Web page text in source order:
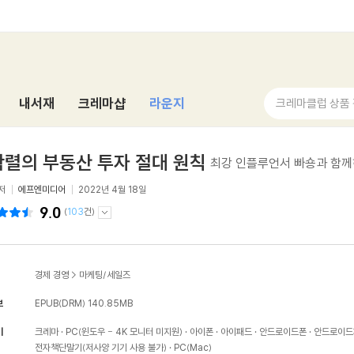
내서재 크레마샵 라운지 크레마클럽 상품
렬의 부동산 투자 절대 원칙 최강 인플루언서 빠숑과 함
에프엔미디어 2022년 4월 18일
9.0 (103건)
경제 경영 > 마케팅/세일즈
EPUB(DRM) 140.85MB
크레마 PC(윈도우 - 4K 모니터 미지원) 아이폰 아이패드 안드로이드폰
안드로이
전자책단말기(저사양 기기 사용 불가)
PC(Mac)